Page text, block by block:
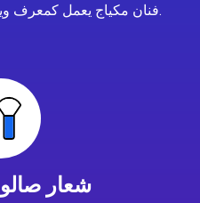
فنان مكياج يعمل كمعرف ويتيح للأشخاص معرفة عملهم.
شعار